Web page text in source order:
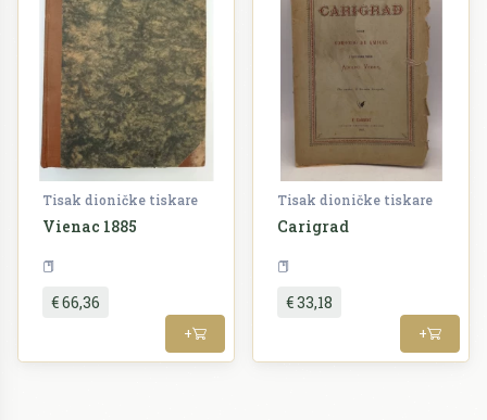
Tisak dioničke tiskare
Vienac 1885
€ 66,36
+
Tisak dioničke tiskare
Carigrad
€ 33,18
+